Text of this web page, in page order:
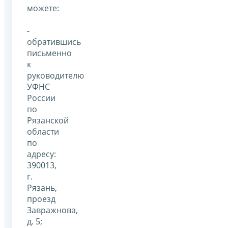
можете:
-
обратившись
письменно
к
руководителю
УФНС
России
по
Рязанской
области
по
адресу:
390013,
г.
Рязань,
проезд
Завражнова,
д. 5;